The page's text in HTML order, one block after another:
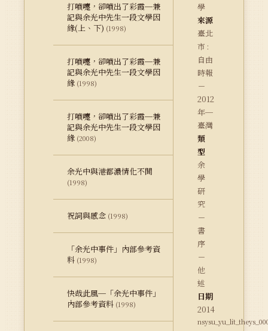
打噴嚏，卻噴出了彩霞─兼
記與余光中先生一段文學因
緣(上、下) (1998)
打噴嚏，卻噴出了彩霞─兼
記與余光中先生一段文學因
緣 (1998)
打噴嚏，卻噴出了彩霞─兼
記與余光中先生一段文學因
緣 (2008)
余光中與港都濃情化不開
(1998)
祝詞與感念 (1998)
「余光中事件」內部參考資
料 (1998)
快哉此風─「余光中事件」
內部參考資料 (1998)
學
來源
臺北
市 :
自由
時報
－
2012
年─
臺灣
類
型
余
學
研
究
－
書
序
－
他
述
日期
2014